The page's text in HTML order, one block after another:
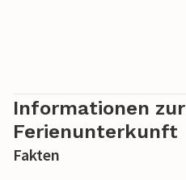
Informationen zur
Ferienunterkunft
Fakten